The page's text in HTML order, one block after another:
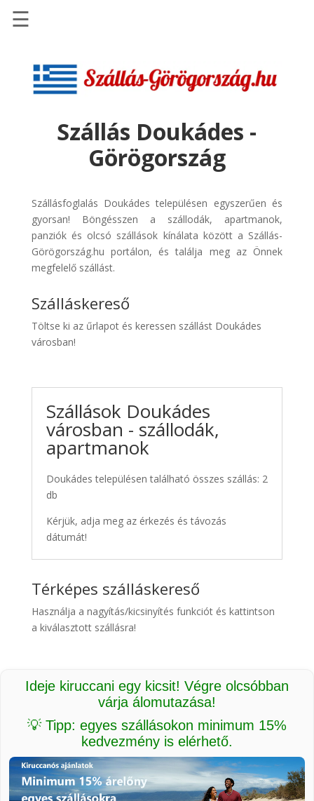
Szállások
Repülőjegy
pénzvisszatérítéssel
Discover
Cars
Transzfer
Kiwi
Taxi
☰
Szállás Doukádes -
Görögország
Szállásfoglalás Doukádes településen egyszerűen és
gyorsan! Böngésszen a szállodák, apartmanok,
panziók és olcsó szállások kínálata között a Szállás-
Görögország.hu portálon, és találja meg az Önnek
megfelelő szállást.
Szálláskereső
Töltse ki az űrlapot és keressen szállást Doukádes
városban!
Szállások Doukádes
városban - szállodák,
apartmanok
Doukádes településen található összes szállás: 2
db
Kérjük, adja meg az érkezés és távozás
dátumát!
Térképes szálláskereső
Használja a nagyítás/kicsinyítés funkciót és kattintson
a kiválasztott szállásra!
Ideje kiruccani egy kicsit! Végre olcsóbban
várja álomutazása!
💡 Tipp: egyes szállásokon minimum 15%
kedvezmény is elérhető.